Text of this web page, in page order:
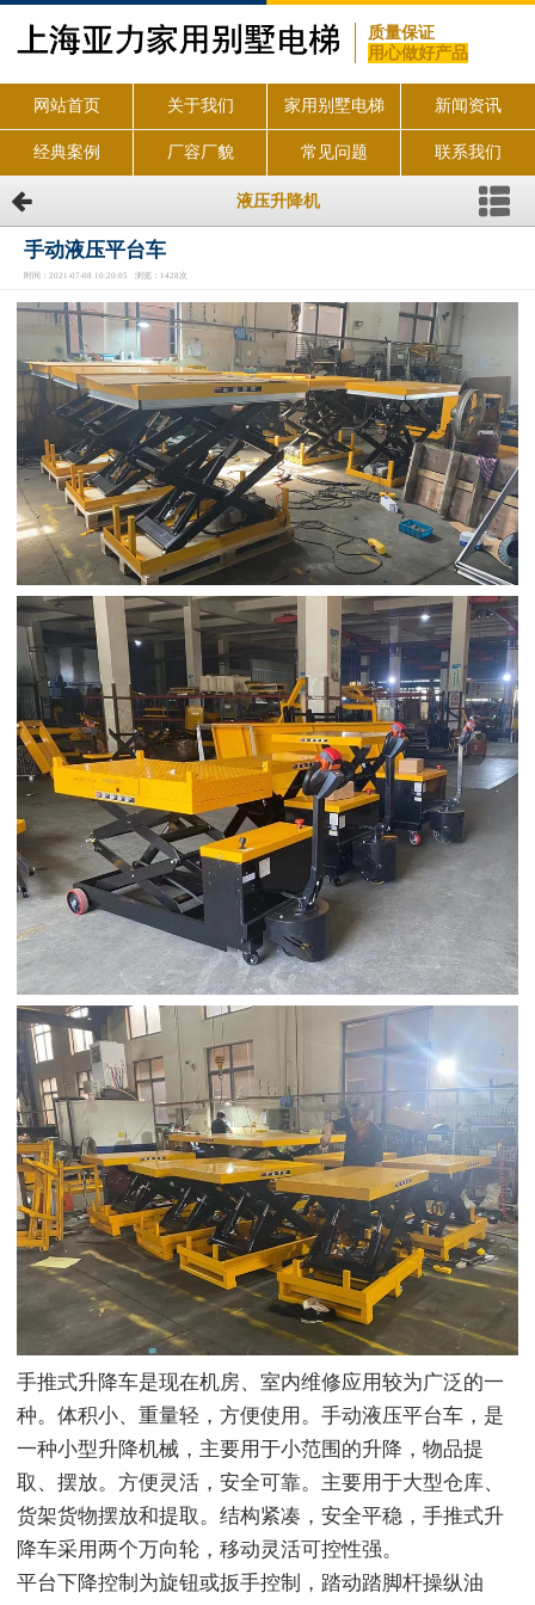
质量保证
用心做好产品
网站首页 关于我们 家用别墅电梯 新闻资讯
经典案例 厂容厂貌 常见问题 联系我们
液压升降机
手动液压平台车
时间：2021-07-08 10:20:05 浏览：1428次
手推式升降车是现在机房、室内维修应用较为广泛的一
种。体积小、重量轻，方便使用。手动液压平台车，是
一种小型升降机械，主要用于小范围的升降，物品提
取、摆放。方便灵活，安全可靠。主要用于大型仓库、
货架货物摆放和提取。结构紧凑，安全平稳，手推式升
降车采用两个万向轮，移动灵活可控性强。
平台下降控制为旋钮或扳手控制，踏动踏脚杆操纵油